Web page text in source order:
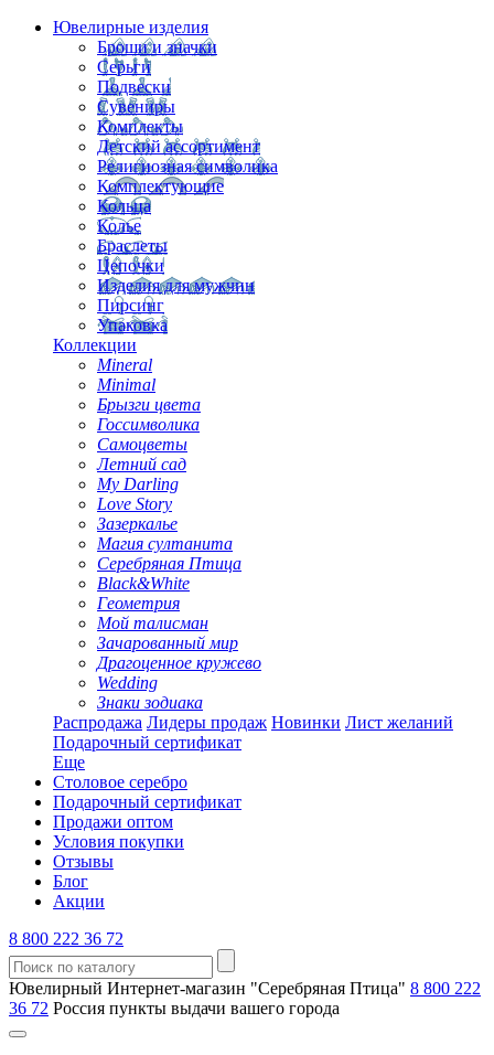
Ювелирные изделия
Броши и значки
Серьги
Подвески
Сувениры
Комплекты
Детский ассортимент
Религиозная символика
Комплектующие
Кольца
Колье
Браслеты
Цепочки
Изделия для мужчин
Пирсинг
Упаковка
Коллекции
Mineral
Minimal
Брызги цвета
Госсимволика
Самоцветы
Летний сад
My Darling
Love Story
Зазеркалье
Магия султанита
Серебряная Птица
Black&White
Геометрия
Мой талисман
Зачарованный мир
Драгоценное кружево
Wedding
Знаки зодиака
Распродажа Лидеры продаж Новинки Лист желаний
Подарочный сертификат
Еще
Столовое серебро
Подарочный сертификат
Продажи оптом
Условия покупки
Отзывы
Блог
Акции
8 800 222 36 72
Ювелирный Интернет-магазин "Серебряная Птица" 8 800 222
36 72 Россия пункты выдачи вашего города